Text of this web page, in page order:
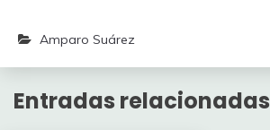
Amparo Suárez
Entradas relacionadas